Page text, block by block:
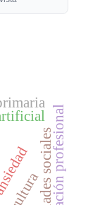
formación profesional